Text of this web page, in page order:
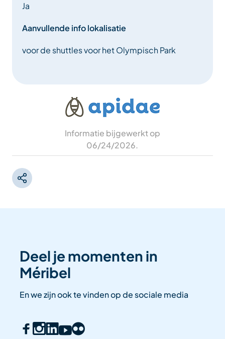
Ja
Aanvullende info lokalisatie
voor de shuttles voor het Olympisch Park
Informatie bijgewerkt op
06/24/2026.
Deel je momenten in
Méribel
En we zijn ook te vinden op de sociale media